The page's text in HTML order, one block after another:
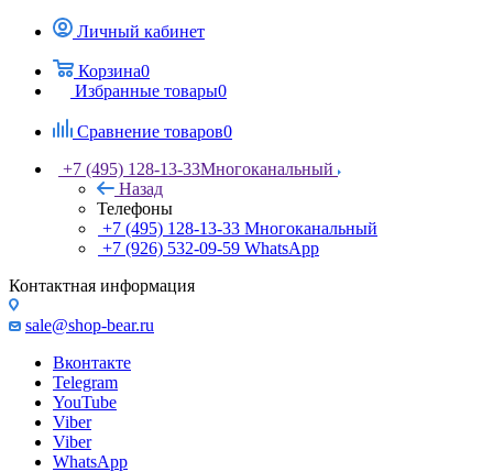
Личный кабинет
Корзина0
Избранные товары0
Сравнение товаров0
+7 (495) 128-13-33Многоканальный
Назад
Телефоны
+7 (495) 128-13-33 Многоканальный
+7 (926) 532-09-59 WhatsApp
Контактная информация
sale@shop-bear.ru
Вконтакте
Telegram
YouTube
Viber
Viber
WhatsApp